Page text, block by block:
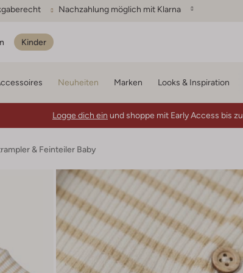
Nachzahlung möglich mit Klarna
Kinder
Neuheiten Marken Looks & Inspiration
Logge dich ein und shoppe mit Early Access bis zu
& Feinteiler Baby